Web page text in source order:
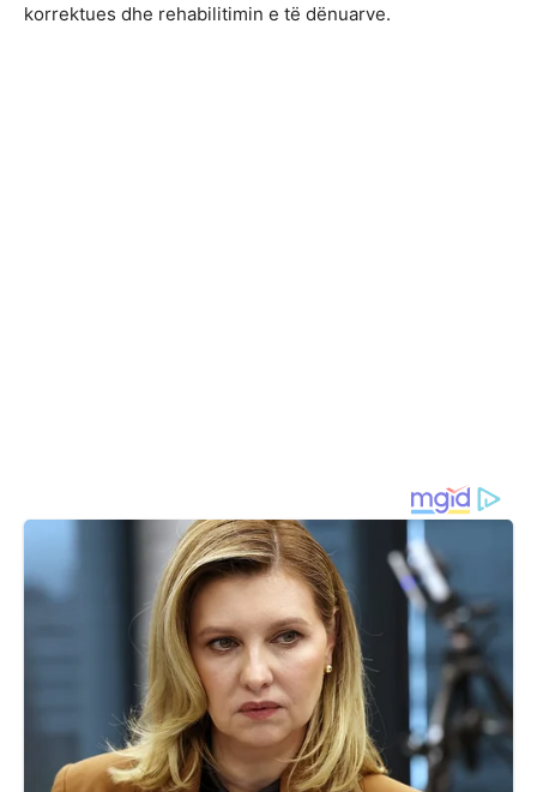
korrektues dhe rehabilitimin e të dënuarve.